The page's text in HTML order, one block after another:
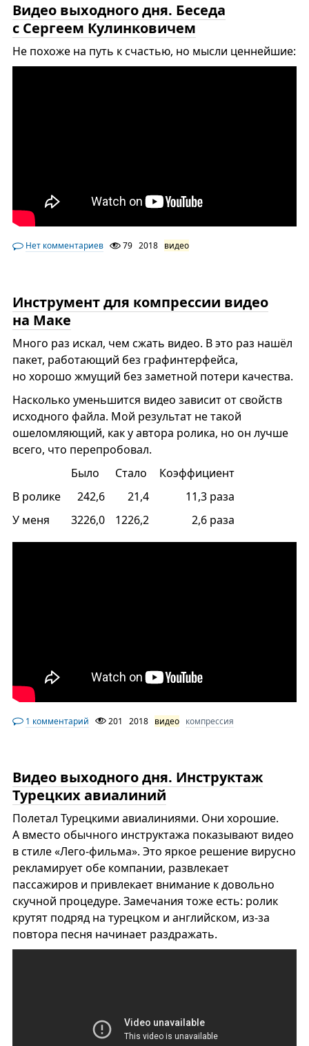
Видео выходного дня. Беседа
с Сергеем Кулинковичем
Не похоже на путь к счастью, но мысли ценнейшие:
Нет комментариев 79 2018 видео
Инструмент для компрессии видео
на Маке
Много раз искал, чем сжать видео. В это раз нашёл
пакет, работающий без графинтерфейса,
но хорошо жмущий без заметной потери качества.
Насколько уменьшится видео зависит от свойств
исходного файла. Мой результат не такой
ошеломляющий, как у автора ролика, но он лучше
всего, что перепробовал.
Было
Стало
Коэффициент
В ролике
242,6 21,4
11,3 раза
У меня
3226,0 1226,2 2,6 раза
1 комментарий 201 2018 видео компрессия
Видео выходного дня. Инструктаж
Турецких авиалиний
Полетал Турецкими авиалиниями. Они хорошие.
А вместо обычного инструктажа показывают видео
в стиле «Лего-фильма». Это яркое решение вирусно
рекламирует обе компании, развлекает
пассажиров и привлекает внимание к довольно
скучной процедуре. Замечания тоже есть: ролик
крутят подряд на турецком и английском, из-за
повтора песня начинает раздражать.